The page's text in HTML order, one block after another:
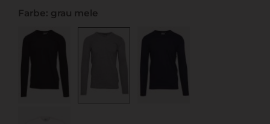
Farbe: grau mele